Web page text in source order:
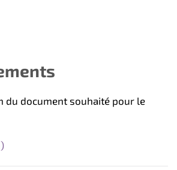
du document souhaité pour le
)